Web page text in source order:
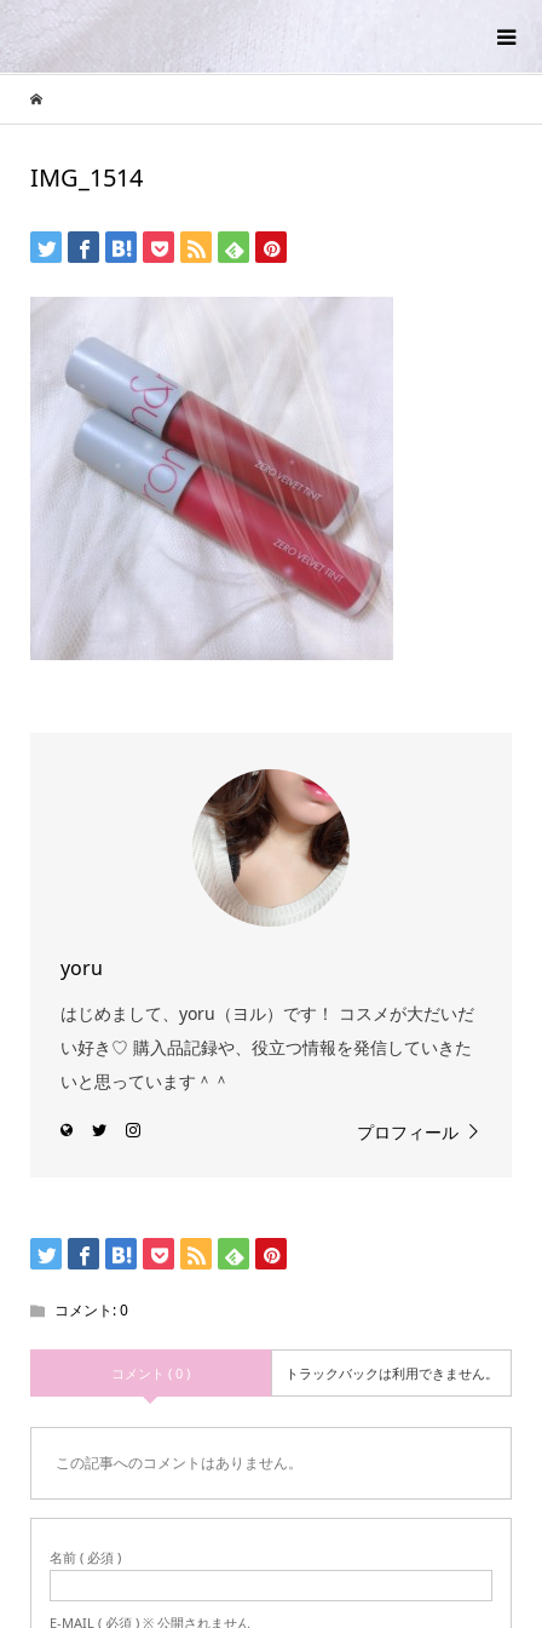
IMG_1514
yoru
はじめまして、yoru（ヨル）です！ コスメが大だいだ
い好き♡ 購入品記録や、役立つ情報を発信していきた
いと思っています＾＾
プロフィール
コメント:0
コメント ( 0 ) トラックバックは利用できません。
この記事へのコメントはありません。
名前 ( 必須 )
E-MAIL ( 必須 ) ※ 公開されません